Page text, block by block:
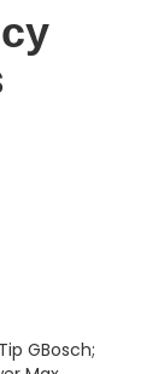
GBosch;